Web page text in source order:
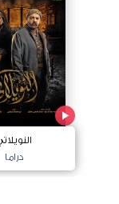
دراما